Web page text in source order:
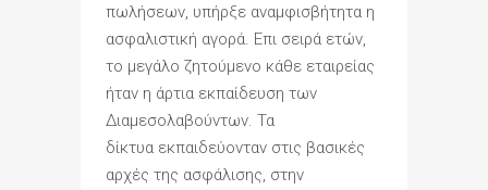
πωλήσεων, υπήρξε αναμφισβήτητα η
ασφαλιστική αγορά. Επι σειρά ετών,
το μεγάλο ζητούμενο κάθε εταιρείας
ήταν η άρτια εκπαίδευση των
Διαμεσολαβούντων. Τα
δίκτυα εκπαιδεύονταν στις βασικές
αρχές της ασφάλισης, στην